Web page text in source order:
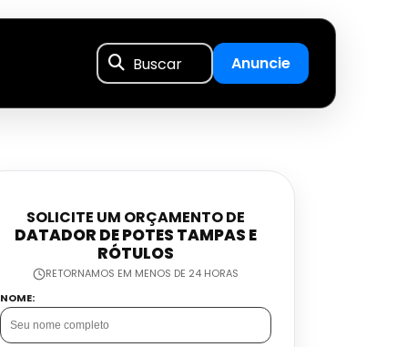
Buscar Anuncie
SOLICITE UM ORÇAMENTO DE
DATADOR DE POTES TAMPAS E
RÓTULOS
RETORNAMOS EM MENOS DE 24 HORAS
NOME: